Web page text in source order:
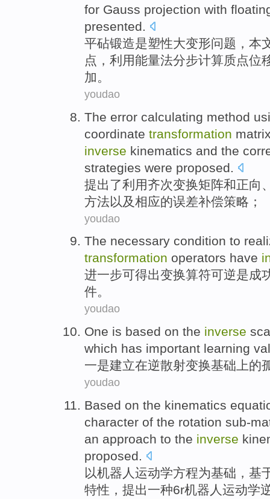
for Gauss projection with
presented.
平砧锻造是塑性大变形问题 ，本
点 ，利用能量法分步计算质点位
加。
youdao
The error calculating method
coordinate transformation
inverse kinematics and the
strategies were proposed
提出了利用齐次变换矩阵和正向
方法以及相应的误差补偿策略 ；
youdao
The necessary condition to
transformation operators have
进一步可得出变换算符可逆是成
件。
youdao
One is based on the inverse
which has important learning
一是建立在逆散射变换基础 上的
youdao
Based on the kinematics
character of the rotation sub-
an approach to the inverse
proposed.
以机器人 运动学方程为基础，基
特性 ， 提出一种6r机器人 运动学